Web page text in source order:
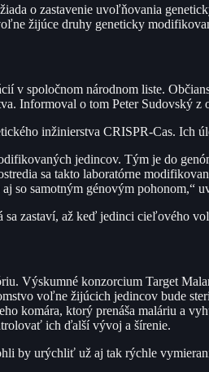
žiada o zastavenie uvoľňovania
žijúce druhy geneticky
v spoločnom národnom liste.
Informoval o tom Peter Sudovský
inžinierstva CRISPR-Cas.
jedincov. Tým je do
sa takto laboratórne
so samotným génovým pohonom,“
sa zastaví, až keď jedinci cieľového
Výskumné konzorcium Target
voľne žijúcich jedincov bude
komára, ktorý prenáša maláriu a
ich ďalší vývoj a šírenie.
by urýchliť už aj tak rýchle